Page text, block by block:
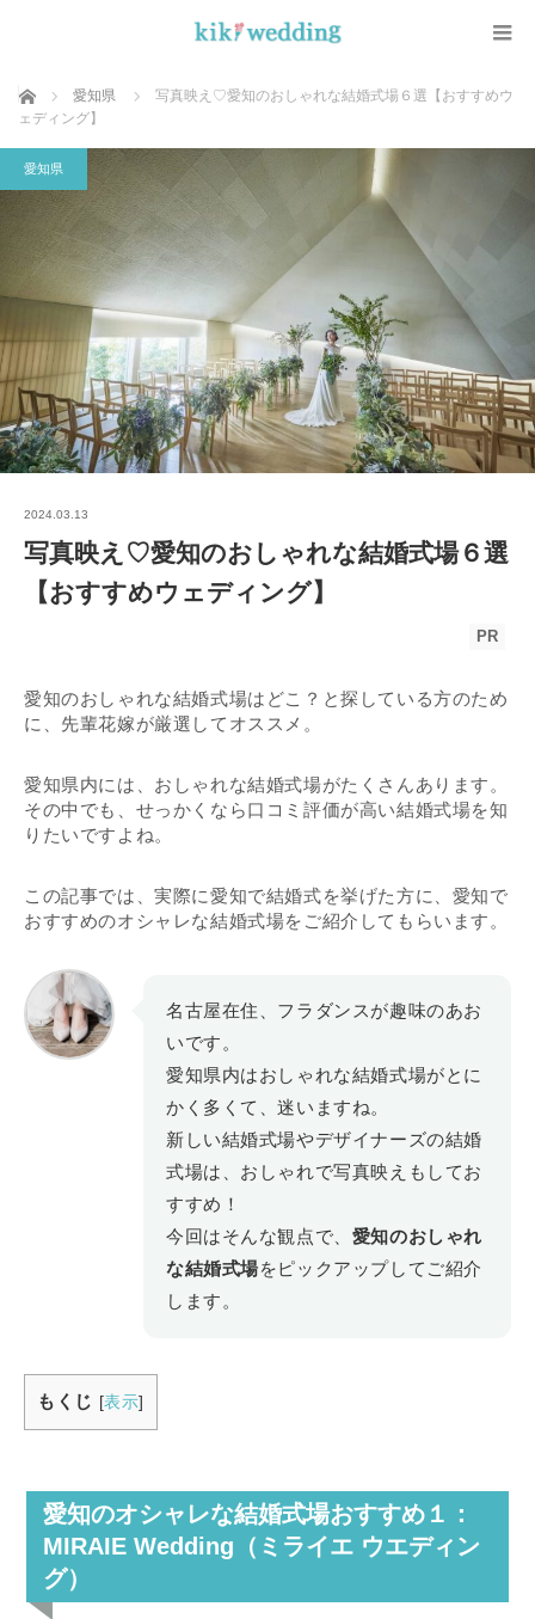
ホーム 愛知県
写真映え♡愛知のおしゃれな結婚式場６選【おすすめウ
ェディング】
愛知県
2024.03.13
写真映え♡愛知のおしゃれな結婚式場６選
【おすすめウェディング】
PR
愛知のおしゃれな結婚式場はどこ？と探している方のため
に、先輩花嫁が厳選してオススメ。
愛知県内には、おしゃれな結婚式場がたくさんあります。
その中でも、せっかくなら口コミ評価が高い結婚式場を知
りたいですよね。
この記事では、実際に愛知で結婚式を挙げた方に、愛知で
おすすめのオシャレな結婚式場をご紹介してもらいます。
名古屋在住、フラダンスが趣味のあお
いです。
愛知県内はおしゃれな結婚式場がとに
かく多くて、迷いますね。
新しい結婚式場やデザイナーズの結婚
式場は、おしゃれで写真映えもしてお
すすめ！
今回はそんな観点で、 愛知のおしゃれ
な結婚式場をピックアップしてご紹介
します。
もくじ [表示]
愛知のオシャレな結婚式場おすすめ１：
MIRAIE Wedding（ミライエ ウエディン
グ）